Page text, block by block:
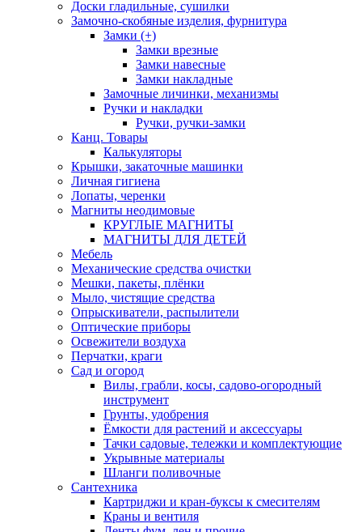
Доски гладильные, сушилки
Замочно-скобяные изделия, фурнитура
Замки (+)
Замки врезные
Замки навесные
Замки накладные
Замочные личинки, механизмы
Ручки и накладки
Ручки, ручки-замки
Канц. Товары
Калькуляторы
Крышки, закаточные машинки
Личная гигиена
Лопаты, черенки
Магниты неодимовые
КРУГЛЫЕ МАГНИТЫ
МАГНИТЫ ДЛЯ ДЕТЕЙ
Мебель
Механические средства очистки
Мешки, пакеты, плёнки
Мыло, чистящие средства
Опрыскиватели, распылители
Оптические приборы
Освежители воздуха
Перчатки, краги
Сад и огород
Вилы, грабли, косы, садово-огородный
инструмент
Грунты, удобрения
Ёмкости для растений и аксессуары
Тачки садовые, тележки и комплектующие
Укрывные материалы
Шланги поливочные
Сантехника
Картриджи и кран-буксы к смесителям
Краны и вентиля